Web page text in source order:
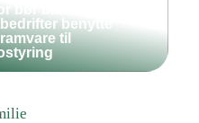
bør både store og
benytte
til